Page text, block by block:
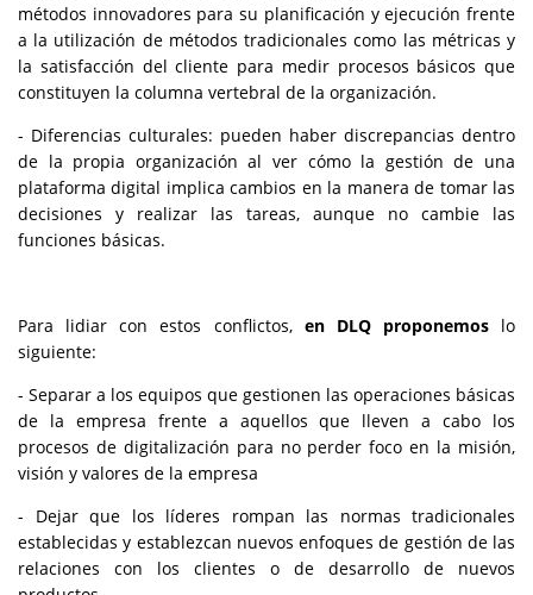
métodos innovadores para su planificación y ejecución frente
a la utilización de métodos tradicionales como las métricas y
la satisfacción del cliente para medir procesos básicos que
constituyen la columna vertebral de la organización.
- Diferencias culturales: pueden haber discrepancias dentro
de la propia organización al ver cómo la gestión de una
plataforma digital implica cambios en la manera de tomar las
decisiones y realizar las tareas, aunque no cambie las
funciones básicas.
Para lidiar con estos conflictos, en DLQ proponemos lo
siguiente:
- Separar a los equipos que gestionen las operaciones básicas
de la empresa frente a aquellos que lleven a cabo los
procesos de digitalización para no perder foco en la misión,
visión y valores de la empresa
- Dejar que los líderes rompan las normas tradicionales
establecidas y establezcan nuevos enfoques de gestión de las
relaciones con los clientes o de desarrollo de nuevos